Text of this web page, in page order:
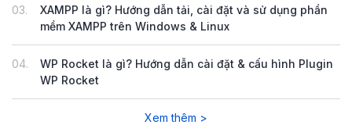
03.
XAMPP là gì? Hướng dẫn tải, cài đặt và sử dụng phần
mềm XAMPP trên Windows & Linux
04.
WP Rocket là gì? Hướng dẫn cài đặt & cấu hình Plugin
WP Rocket
Xem thêm >